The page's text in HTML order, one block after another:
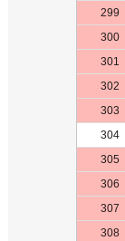
299
300
301
302
303
304
305
306
307
308